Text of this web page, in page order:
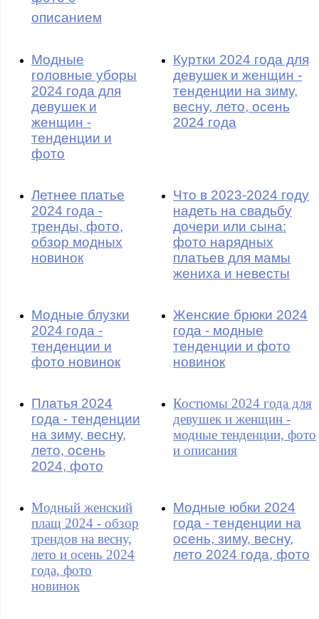
описанием
Модные
головные уборы
2024 года для
девушек и
женщин -
тенденции и
фото
Куртки 2024 года для
девушек и женщин -
тенденции на зиму,
весну, лето, осень
2024 года
Летнее платье
2024 года -
тренды, фото,
обзор модных
новинок
Что в 2023-2024 году
надеть на свадьбу
дочери или сына:
фото нарядных
платьев для мамы
жениха и невесты
Модные блузки
2024 года -
тенденции и
фото новинок
Женские брюки 2024
года - модные
тенденции и фото
новинок
Платья 2024
года - тенденции
на зиму, весну,
лето, осень
2024, фото
Костюмы 2024 года для
девушек и женщин -
модные тенденции, фото
и описания
Модный женский
плащ 2024 - обзор
трендов на весну,
лето и осень 2024
года, фото
новинок
Модные юбки 2024
года - тенденции на
осень, зиму, весну,
лето 2024 года, фото